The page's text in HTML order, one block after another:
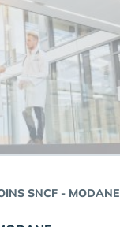
SNCF - MODANE